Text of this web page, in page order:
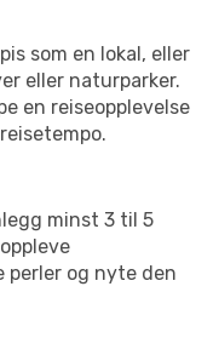
som en lokal, eller
eller naturparker.
en reiseopplevelse
minst 3 til 5
perler og nyte den